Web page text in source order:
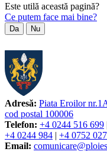
Este utilă această pagină?
Ce putem face mai bine?
Da Nu
Adresă: Piata Eroilor
cod postal 100006
Telefon: +4 0244 516 699
+4 0244 984 | +4 0752
Email: